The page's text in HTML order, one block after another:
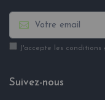
J'accepte les
Suivez-nous